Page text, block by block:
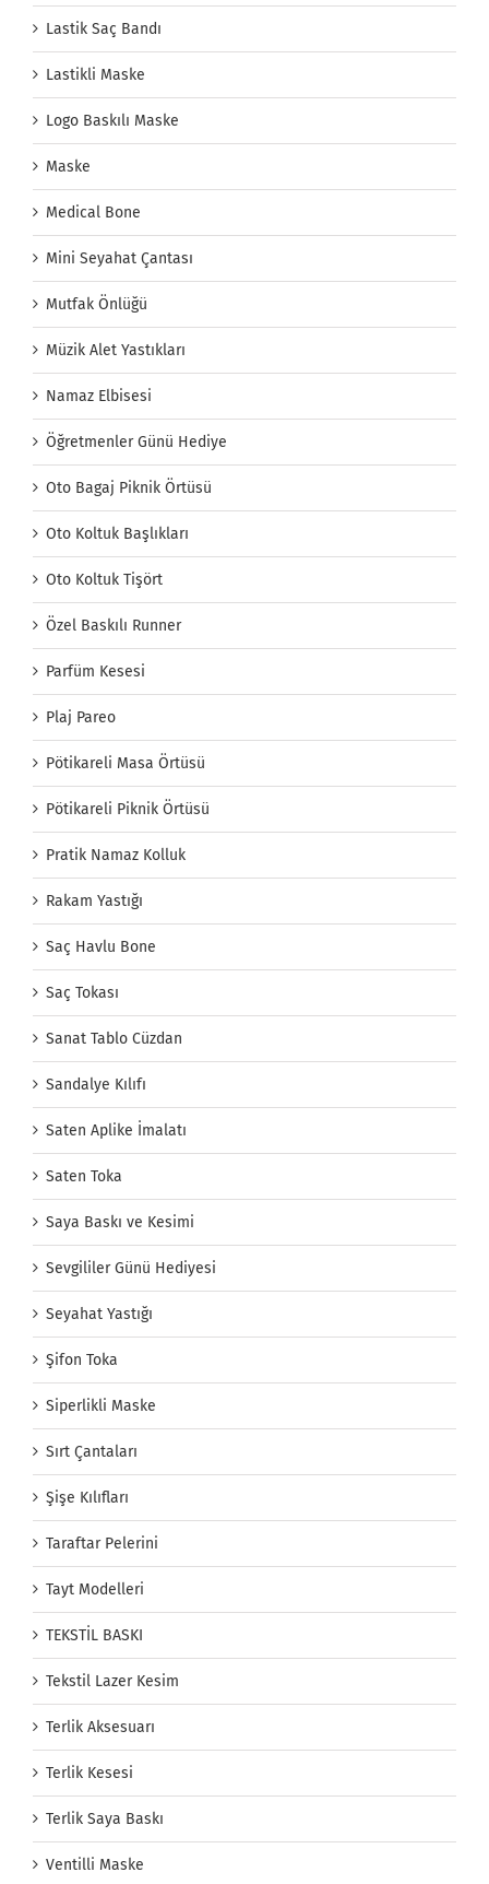
Lastik Saç Bandı
Lastikli Maske
Logo Baskılı Maske
Maske
Medical Bone
Mini Seyahat Çantası
Mutfak Önlüğü
Müzik Alet Yastıkları
Namaz Elbisesi
Öğretmenler Günü Hediye
Oto Bagaj Piknik Örtüsü
Oto Koltuk Başlıkları
Oto Koltuk Tişört
Özel Baskılı Runner
Parfüm Kesesi
Plaj Pareo
Pötikareli Masa Örtüsü
Pötikareli Piknik Örtüsü
Pratik Namaz Kolluk
Rakam Yastığı
Saç Havlu Bone
Saç Tokası
Sanat Tablo Cüzdan
Sandalye Kılıfı
Saten Aplike İmalatı
Saten Toka
Saya Baskı ve Kesimi
Sevgililer Günü Hediyesi
Seyahat Yastığı
Şifon Toka
Siperlikli Maske
Sırt Çantaları
Şişe Kılıfları
Taraftar Pelerini
Tayt Modelleri
TEKSTİL BASKI
Tekstil Lazer Kesim
Terlik Aksesuarı
Terlik Kesesi
Terlik Saya Baskı
Ventilli Maske